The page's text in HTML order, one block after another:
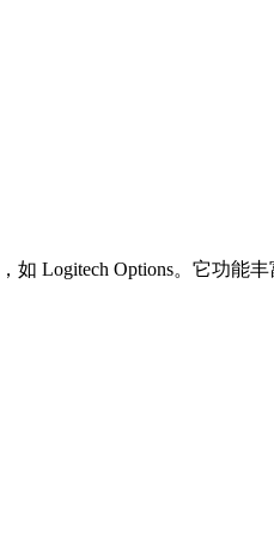
Logitech Options。它功能